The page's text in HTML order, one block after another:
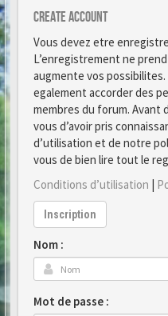
Create account
Vous devez etre
L’enregistrement ne
augmente vos
egalement accorder des
membres du forum. Avant
vous d’avoir pris
d’utilisation et de notre
vous de bien lire tout le
Conditions d’utilisation |
Inscription
Nom :
Mot de passe :